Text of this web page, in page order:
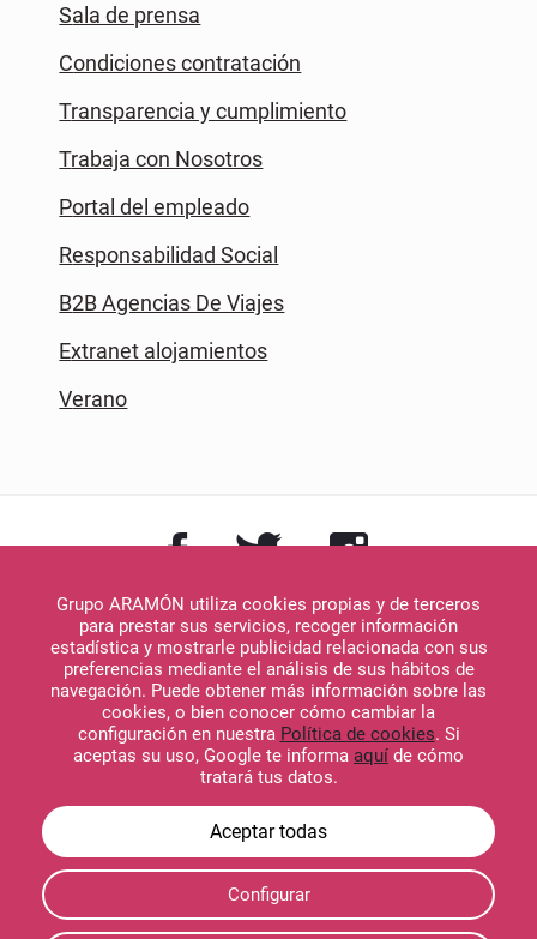
Grupo ARAMÓN utiliza cookies propias y de terceros
para prestar sus servicios, recoger información
estadística y mostrarle publicidad relacionada con sus
preferencias mediante el análisis de sus hábitos de
navegación. Puede obtener más información sobre las
cookies, o bien conocer cómo cambiar la
configuración en nuestra Política de cookies. Si
aceptas su uso, Google te informa aquí de cómo
tratará tus datos.
Configurar
Sala de prensa
Condiciones contratación
Transparencia y cumplimiento
Trabaja con Nosotros
Portal del empleado
Responsabilidad Social
B2B Agencias De Viajes
Extranet alojamientos
Verano
Descargar en
App Store
Descargar en
Google Play